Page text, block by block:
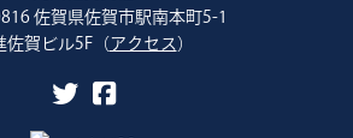
佐賀県佐賀市駅南本町5-1
佐賀ビル5F（アクセス ）